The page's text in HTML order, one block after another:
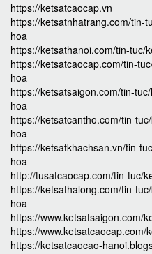
https://ketsatcaocap.vn
https://ketsatnhatrang.com/tin-
hoa
https://ketsathanoi.com/tin-
https://ketsatcaocap.com/tin-
hoa
https://ketsatsaigon.com/tin-
hoa
https://ketsatcantho.com/tin-
hoa
https://ketsatkhachsan.vn/tin-
hoa
http://tusatcaocap.com/tin-tuc/
https://ketsathalong.com/tin-
hoa
https://www.ketsatsaigon.com/
https://
https://ketsatcaocao-